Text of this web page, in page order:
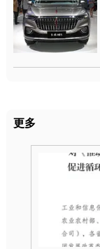
更多